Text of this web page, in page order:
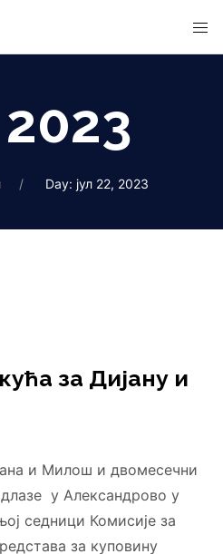
2023
Day: јул 22, 2023
за Дијану и
и Милош и двомесечни
у Александрово у
седници Комисије за
за куповину